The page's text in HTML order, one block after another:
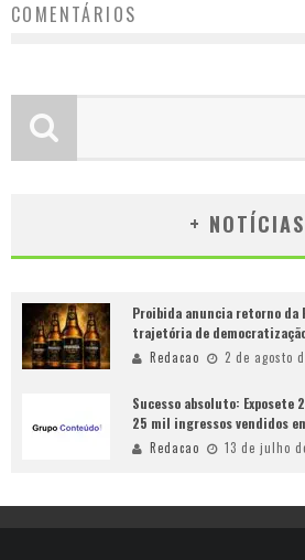
COMENTÁRIOS
+ NOTÍCIAS
Proibida anuncia retorno da
trajetória de
Redacao 2 de agosto
Sucesso absoluto: Exposete
25 mil ingressos vendidos
Redacao 13 de julho